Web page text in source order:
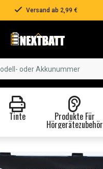
Versand ab 2,99 €
Tinte Produkte Für
Hörgerätezubehör